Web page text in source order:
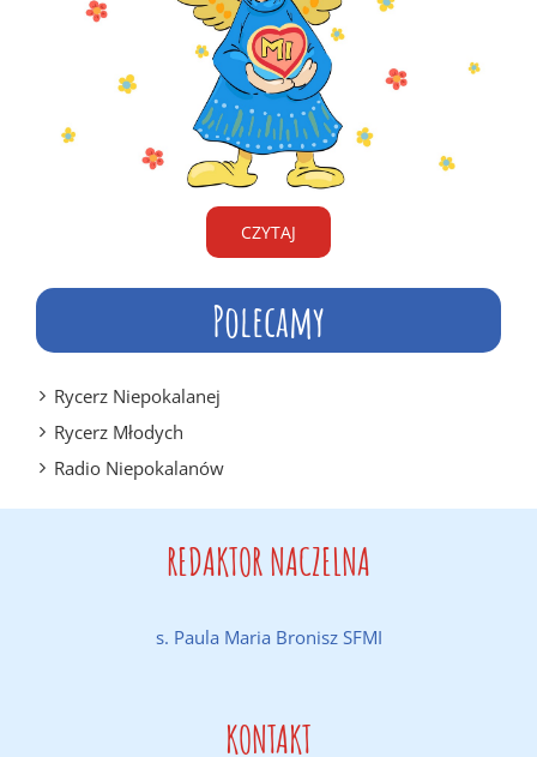
CZYTAJ
Polecamy
Rycerz Niepokalanej
Rycerz Młodych
Radio Niepokalanów
REDAKTOR NACZELNA
s. Paula Maria Bronisz SFMI
KONTAKT